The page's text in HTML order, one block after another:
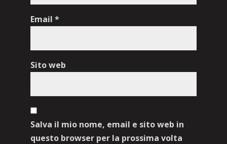
Email *
Sito web
Salva il mio nome, email e sito web in
questo browser per la prossima volta